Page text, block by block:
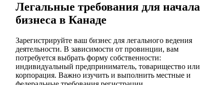
Легальные требования для начала
бизнеса в Канаде
Зарегистрируйте ваш бизнес для легального ведения
деятельности. В зависимости от провинции, вам
потребуется выбрать форму собственности:
индивидуальный предприниматель, товарищество или
корпорация. Важно изучить и выполнить местные и